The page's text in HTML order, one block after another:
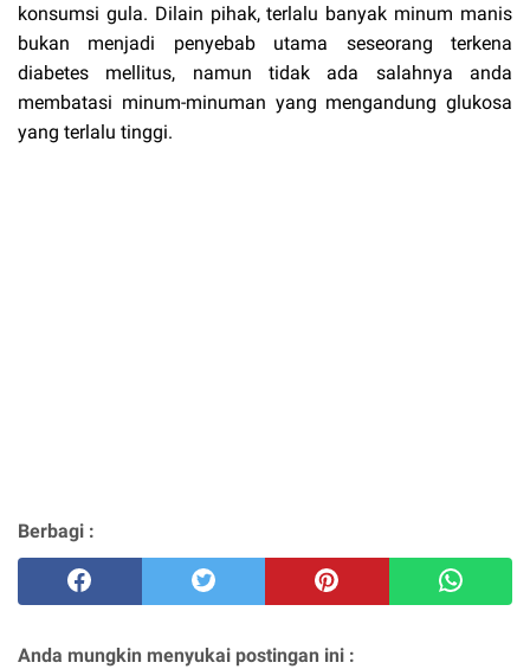
konsumsi gula. Dilain pihak, terlalu banyak minum manis
bukan menjadi penyebab utama seseorang terkena
diabetes mellitus, namun tidak ada salahnya anda
membatasi minum-minuman yang mengandung glukosa
yang terlalu tinggi.
Berbagi :
Anda mungkin menyukai postingan ini :